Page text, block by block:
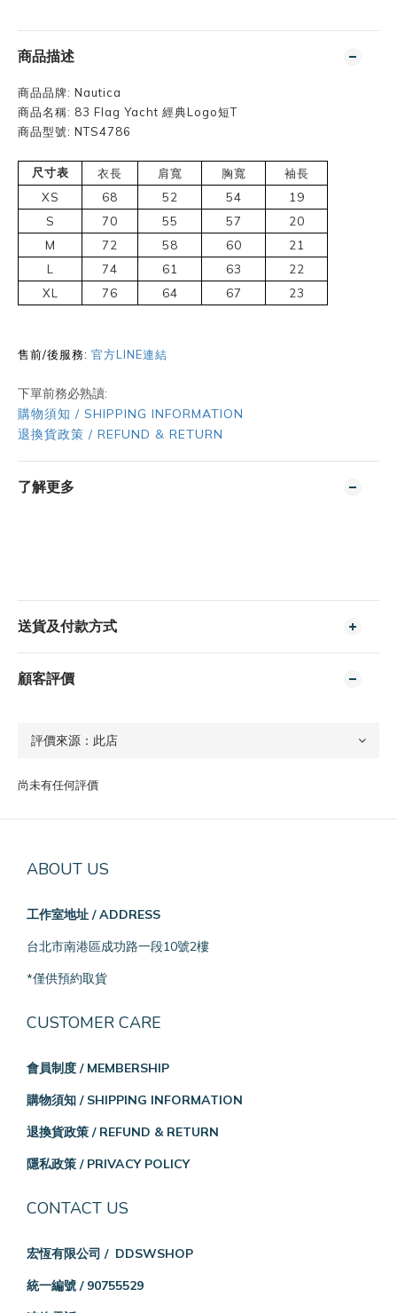
商品描述
商品品牌: Nautica
商品名稱: 83 Flag Yacht 經典Logo短T
商品型號: NTS4786
尺寸表 衣長 肩寬 胸寬
袖長
XS
68 52 54
19
S
70 55 57
20
M
72 58 60
21
L
74 61 63
22
XL
76 64 67 23
售前/後服務: 官方LINE連結
下單前務必熟讀:
購物須知 / SHIPPING INFORMATION
退換貨政策 / REFUND & RETURN
了解更多
送貨及付款方式
顧客評價
尚未有任何評價
ABOUT US
工作室地址 / ADDRESS
台北市南港區成功路一段10號2樓
*僅供預約取貨
CUSTOMER CARE
會員制度 / MEMBERSHIP
購物須知 / SHIPPING INFORMATION
退換貨政策 / REFUND & RETURN
隱私政策 / PRIVACY POLICY
CONTACT US
宏恆有限公司 / DDSWSHOP
統一編號 / 90755529